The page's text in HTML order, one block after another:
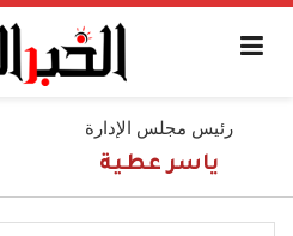
رئيس مجلس الإدارة
ياسر عطية